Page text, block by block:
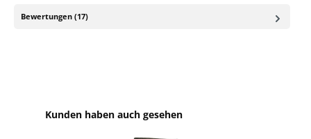
Bewertungen (17)
Produktgalerie überspringen
Kunden haben auch gesehen